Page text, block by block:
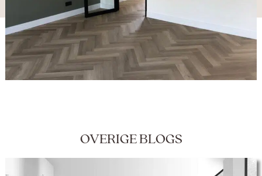
OVERIGE BLOGS